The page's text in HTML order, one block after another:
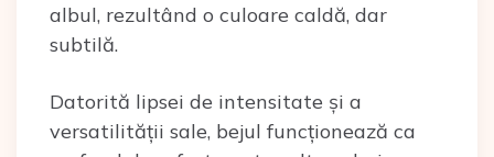
albul, rezultând o culoare caldă, dar
subtilă.
Datorită lipsei de intensitate și a
versatilității sale, bejul funcționează ca